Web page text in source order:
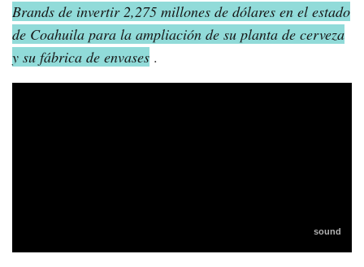
Brands de invertir 2,275 millones de dólares en el estado
de Coahuila para la ampliación de su planta de cerveza
y su fábrica de envases .